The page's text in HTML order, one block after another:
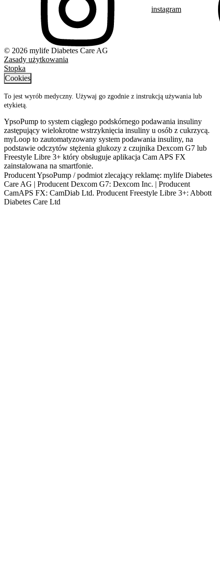
instagram
© 2026 mylife Diabetes Care AG
Zasady użytkowania
Stopka
Cookies
To jest wyrób medyczny. Używaj go zgodnie z instrukcją używania lub
etykietą.
YpsoPump to system ciągłego podskórnego podawania insuliny
zastępujący wielokrotne wstrzyknięcia insuliny u osób z cukrzycą.
myLoop to zautomatyzowany system podawania insuliny, na
podstawie odczytów stężenia glukozy z czujnika Dexcom G7 lub
Freestyle Libre 3+ który obsługuje aplikacja Cam APS FX
zainstalowana na smartfonie.
Producent YpsoPump / podmiot zlecający reklamę: mylife Diabetes
Care AG | Producent Dexcom G7: Dexcom Inc. | Producent
CamAPS FX: CamDiab Ltd. Producent Freestyle Libre 3+: Abbott
Diabetes Care Ltd